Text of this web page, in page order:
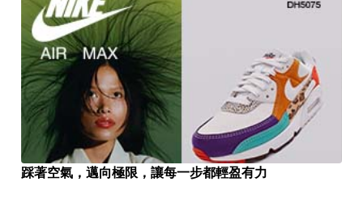
踩著空氣，邁向極限，讓每一步都輕盈有力